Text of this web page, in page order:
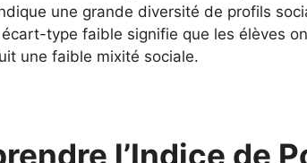
une grande diversité de profils
écart-type faible signifie que les élèves
une faible mixité sociale.
l’Indice de